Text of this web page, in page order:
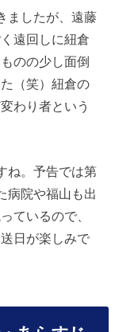
ましたが、遠藤
遠回しに紐倉
のの少し面倒
（笑）紐倉の
わり者という
ね。予告では第
病院や福山も出
ているので、
日が楽しみで